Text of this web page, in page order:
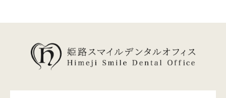
承ください。
当院は、以下の何れかに該当する場合を除き、第三者に患者
様の個人情報を提供または開示等はいたしません。
患者様および公衆の生命、健康、財産などに重大な損害が発